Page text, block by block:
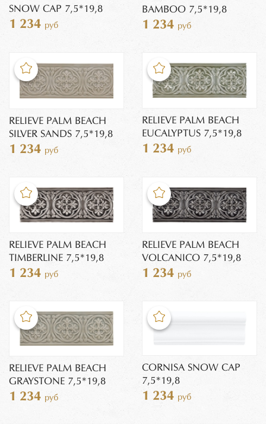
SNOW CAP 7,5*19,8
1 234 руб
BAMBOO 7,5*19,8
1 234 руб
RELIEVE PALM BEACH
SILVER SANDS 7,5*19,8
1 234 руб
RELIEVE PALM BEACH
EUCALYPTUS 7,5*19,8
1 234 руб
RELIEVE PALM BEACH
TIMBERLINE 7,5*19,8
1 234 руб
RELIEVE PALM BEACH
VOLCANICO 7,5*19,8
1 234 руб
RELIEVE PALM BEACH
GRAYSTONE 7,5*19,8
1 234 руб
CORNISA SNOW CAP
7,5*19,8
1 234 руб